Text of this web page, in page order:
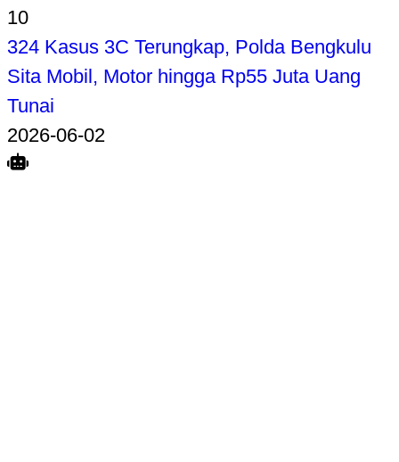
10
324 Kasus 3C Terungkap, Polda Bengkulu
Sita Mobil, Motor hingga Rp55 Juta Uang
Tunai
2026-06-02